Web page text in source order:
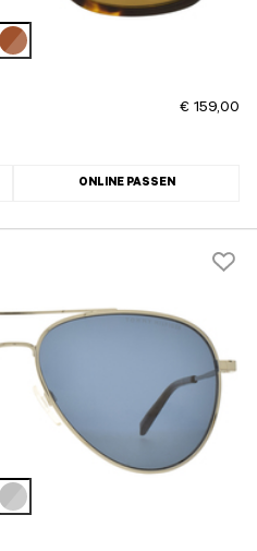
€ 159,00
ONLINE PASSEN